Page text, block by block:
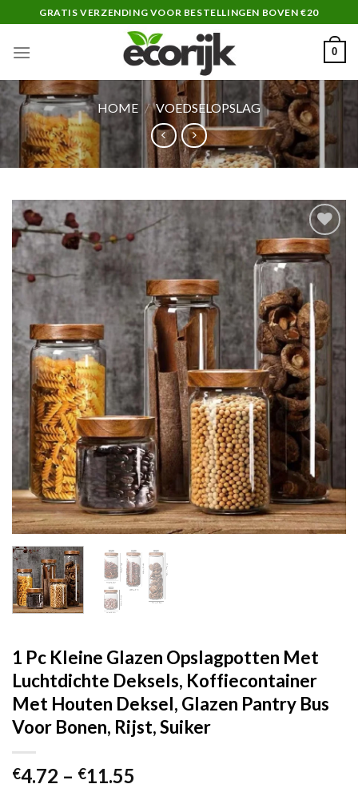
to
content
GRATIS VERZENDING VOOR BESTELLINGEN BOVEN €20
0
HOME / VOEDSELOPSLAG
Add to wishlist
1 Pc Kleine Glazen Opslagpotten Met
Luchtdichte Deksels, Koffiecontainer
Met Houten Deksel, Glazen Pantry Bus
Voor Bonen, Rijst, Suiker
€4.72 – €11.55